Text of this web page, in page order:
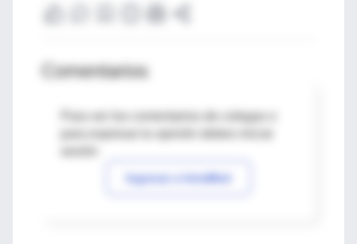
Comentarios
Para ver los comentarios de colegas o
Ingresar a IntraMed